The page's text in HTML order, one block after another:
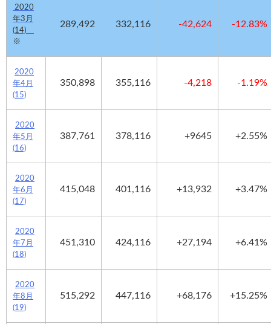
2020
年3月
(14)
※
289,492 332,116 -42,624 -12.83%
2020
年4月
(15)
350,898 355,116 -4,218 -1.19%
2020
年5月
(16)
387,761 378,116 +9645 +2.55%
2020
年6月
(17)
415,048 401,116 +13,932 +3.47%
2020
年7月
(18)
451,310 424,116 +27,194 +6.41%
2020
年8月
(19)
515,292 447,116 +68,176 +15.25%